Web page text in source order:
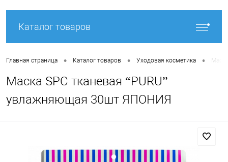
Каталог товаров
Главная страница • Каталог товаров • Уходовая косметика •
Маска SPC тканевая “PURU”
увлажняющая 30шт ЯПОНИЯ